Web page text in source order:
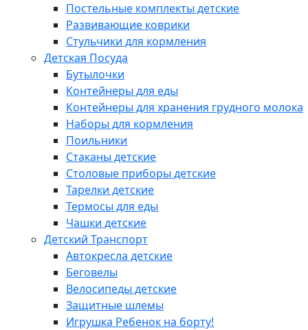
Постельные комплекты детские
Развивающие коврики
Стульчики для кормления
Детская Посуда
Бутылочки
Контейнеры для еды
Контейнеры для хранения грудного молока
Наборы для кормления
Поильники
Стаканы детские
Столовые приборы детские
Тарелки детские
Термосы для еды
Чашки детские
Детский Транспорт
Автокресла детские
Беговелы
Велосипеды детские
Защитные шлемы
Игрушка Ребенок на борту!